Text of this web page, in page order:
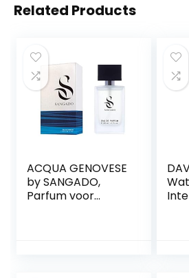
Related Products
ACQUA GENOVESE
by SANGADO,
Parfum voor